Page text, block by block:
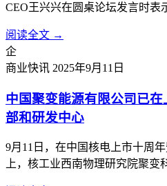
CEO王兴兴在圆桌论坛发言时表
漠。”这是宇树科技宣布IPO计划
大模型时代机器人产业发展的机
立...
阅读全文 →
企
商业快讯 2025年9月11日
中国聚变能源有限公司已
部和研发中心
9月11日，在中国核电上市十周
上，核工业西南物理研究院聚